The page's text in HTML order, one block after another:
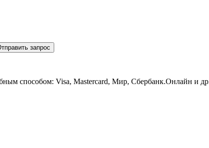
запрос
способом: Visa, Mastercard, Мир, Сбербанк.Онлайн и